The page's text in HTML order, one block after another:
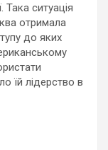
Така ситуація
отримала
до яких
їй лідерство в